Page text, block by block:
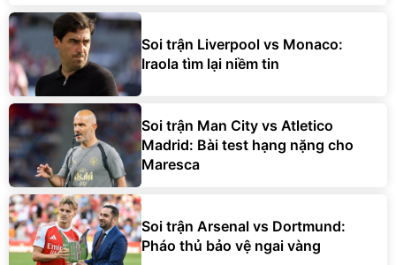
Soi trận Liverpool vs Monaco:
Iraola tìm lại niềm tin
Soi trận Man City vs Atletico
Madrid: Bài test hạng nặng cho
Maresca
Soi trận Arsenal vs Dortmund:
Pháo thủ bảo vệ ngai vàng